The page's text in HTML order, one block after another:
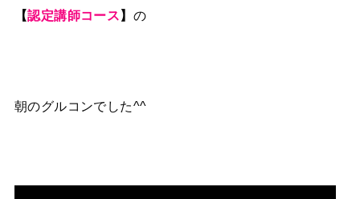
【認定講師コース 】 の
朝のグルコンでした^^